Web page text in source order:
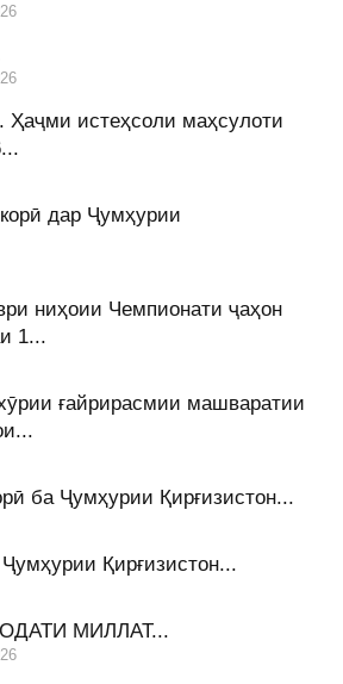
Ҳаҷми истеҳсоли маҳсулоти
дар Ҷумҳурии
ниҳоии Чемпионати ҷаҳон
1...
ғайрирасмии машваратии
ба Ҷумҳурии Қирғизистон...
Қирғизистон...
МИЛЛАТ...